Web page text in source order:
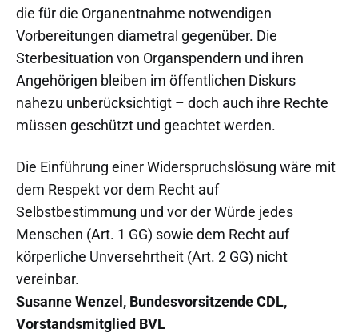
die für die Organentnahme notwendigen
Vorbereitungen diametral gegenüber. Die
Sterbesituation von Organspendern und ihren
Angehörigen bleiben im öffentlichen Diskurs
nahezu unberücksichtigt – doch auch ihre Rechte
müssen geschützt und geachtet werden.
Die Einführung einer Widerspruchslösung wäre mit
dem Respekt vor dem Recht auf
Selbstbestimmung und vor der Würde jedes
Menschen (Art. 1 GG) sowie dem Recht auf
körperliche Unversehrtheit (Art. 2 GG) nicht
vereinbar.
Susanne Wenzel, Bundesvorsitzende CDL,
Vorstandsmitglied BVL